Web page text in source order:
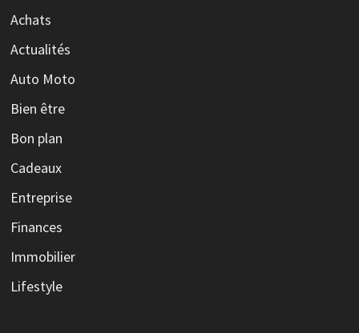
Achats
Actualités
Auto Moto
Bien être
Bon plan
Cadeaux
Entreprise
Finances
Immobilier
Lifestyle